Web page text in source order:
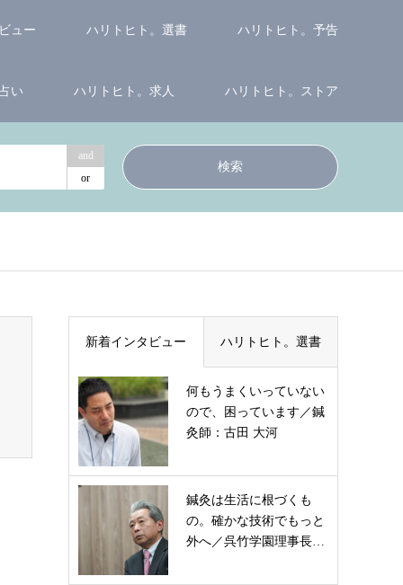
ュー ハリトヒト。選書 ハリトヒト。予告
い ハリトヒト。求人 ハリトヒト。ストア
and
or
新着インタビュー ハリトヒト。選書
何もうまくいっていない
ので、困っています／鍼
灸師：古田 大河
鍼灸は生活に根づくも
の。確かな技術でもっと
外へ／呉竹学園理事長…